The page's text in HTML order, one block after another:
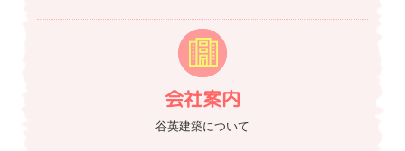
会社案内
谷英建築について